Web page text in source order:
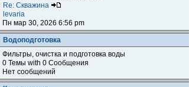
Re: Скважина
levaria
Пн мар 30, 2026 6:56 pm
Водоподготовка
Фильтры, очистка и подготовка воды
0 Темы with 0 Сообщения
Нет сообщений